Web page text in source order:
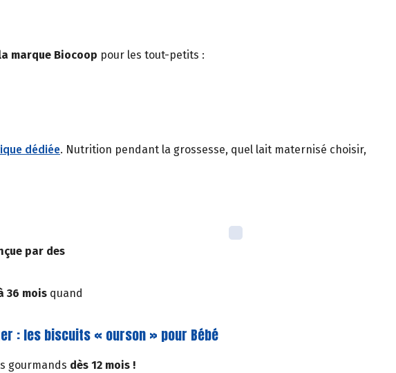
marque Biocoop pour les tout-petits :
dédiée. Nutrition pendant la grossesse, quel lait maternisé choisir,
par des
36 mois quand
: les biscuits « ourson » pour Bébé
gourmands dès 12 mois !